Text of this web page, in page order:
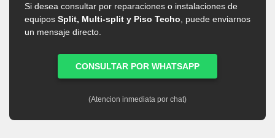
Si desea consultar por reparaciones o instalaciones de
equipos Split, Multi-split y Piso Techo , puede enviarnos
un mensaje directo.
CONSULTAR POR WHATSAPP
(Atencion inmediata por chat)